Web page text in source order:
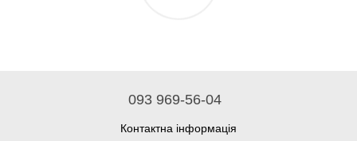
093 969-56-04
Контактна інформація